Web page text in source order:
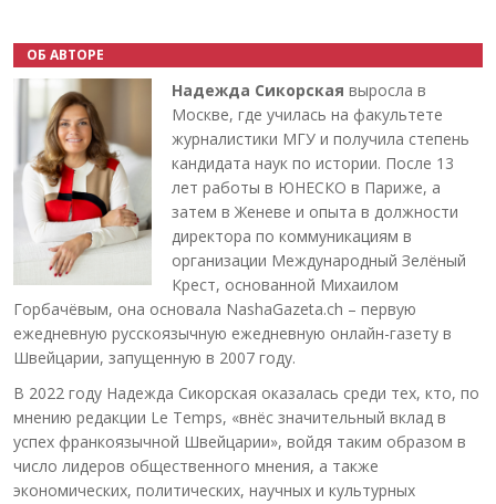
ОБ АВТОРЕ
Надежда Сикорская выросла в
Москве, где училась на факультете
журналистики МГУ и получила степень
кандидата наук по истории. После 13
лет работы в ЮНЕСКО в Париже, а
затем в Женеве и опыта в должности
директора по коммуникациям в
организации Международный Зелёный
Крест, основанной Михаилом
Горбачёвым, она основала NashaGazeta.ch – первую
ежедневную русскоязычную ежедневную онлайн-газету в
Швейцарии, запущенную в 2007 году.
В 2022 году Надежда Сикорская оказалась среди тех, кто, по
мнению редакции Le Temps, «внёс значительный вклад в
успех франкоязычной Швейцарии», войдя таким образом в
число лидеров общественного мнения, а также
экономических, политических, научных и культурных